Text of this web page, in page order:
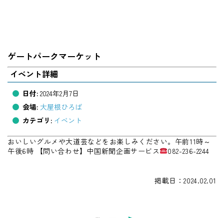
ゲートパークマーケット
イベント詳細
日付: 2024年2月7日
会場: 大屋根ひろば
カテゴリ: イベント
おいしいグルメや大道芸などをお楽しみください。午前11時～
午後6時 【問い合わせ】中国新聞企画サービス
082-236-2244
掲載日：2024.02.01